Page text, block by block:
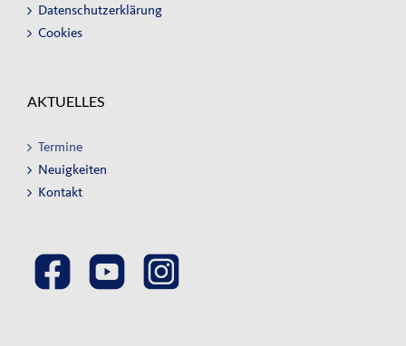
Datenschutzerklärung
Cookies
AKTUELLES
Termine
Neuigkeiten
Kontakt